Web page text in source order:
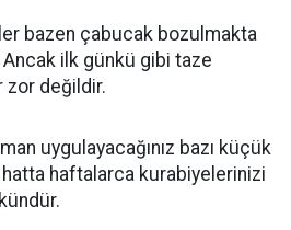
bazen çabucak bozulmakta
Ancak ilk günkü gibi taze
zor değildir.
uygulayacağınız bazı küçük
haftalarca kurabiyelerinizi